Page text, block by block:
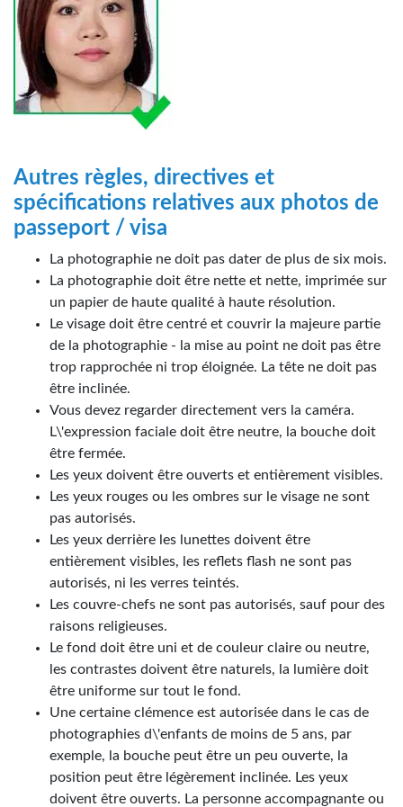
Autres règles, directives et
spécifications relatives aux photos de
passeport / visa
La photographie ne doit pas dater de plus de six mois.
La photographie doit être nette et nette, imprimée sur
un papier de haute qualité à haute résolution.
Le visage doit être centré et couvrir la majeure partie
de la photographie - la mise au point ne doit pas être
trop rapprochée ni trop éloignée. La tête ne doit pas
être inclinée.
Vous devez regarder directement vers la caméra.
L\'expression faciale doit être neutre, la bouche doit
être fermée.
Les yeux doivent être ouverts et entièrement visibles.
Les yeux rouges ou les ombres sur le visage ne sont
pas autorisés.
Les yeux derrière les lunettes doivent être
entièrement visibles, les reflets flash ne sont pas
autorisés, ni les verres teintés.
Les couvre-chefs ne sont pas autorisés, sauf pour des
raisons religieuses.
Le fond doit être uni et de couleur claire ou neutre,
les contrastes doivent être naturels, la lumière doit
être uniforme sur tout le fond.
Une certaine clémence est autorisée dans le cas de
photographies d\'enfants de moins de 5 ans, par
exemple, la bouche peut être un peu ouverte, la
position peut être légèrement inclinée. Les yeux
doivent être ouverts. La personne accompagnante ou